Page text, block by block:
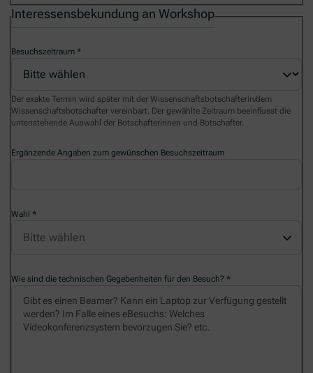
Interessensbekundung an Workshop
Besuchszeitraum
Der exakte Termin wird später mit der Wissenschaftsbotschafterin/dem
Wissenschaftsbotschafter vereinbart. Der gewählte Zeitraum beeinflusst die
untenstehende Auswahl der Botschafterinnen und Botschafter.
Ergänzende Angaben zum gewünschen Besuchszeitraum
Wahl
Wie sind die technischen Gegebenheiten für den Besuch?